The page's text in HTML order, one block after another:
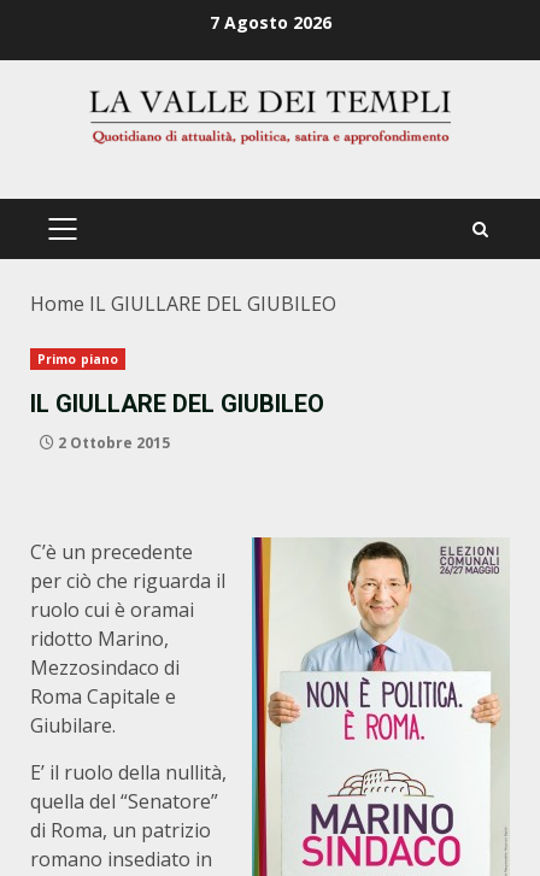
7 Agosto 2026
PRIMÄRES
Home IL GIULLARE DEL GIUBILEO
Primo piano
IL GIULLARE DEL GIUBILEO
2 Ottobre 2015
C’è un precedente
per ciò che riguarda il
ruolo cui è oramai
ridotto Marino,
Mezzosindaco di
Roma Capitale e
Giubilare.
E’ il ruolo della nullità,
quella del “Senatore”
di Roma, un patrizio
romano insediato in